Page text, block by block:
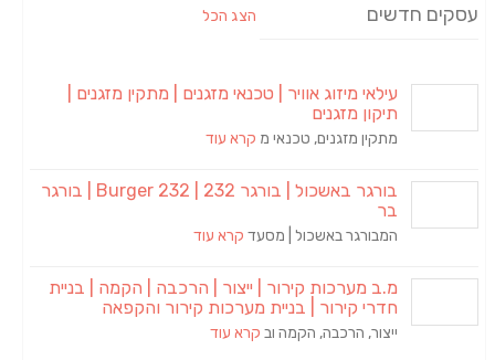
עסקים חדשים הצג הכל
עילאי מיזוג אוויר | טכנאי מזגנים | מתקין מזגנים |
תיקון מזגנים
מתקין מזגנים, טכנאי מ קרא עוד
בורגר באשכול | בורגר 232 | Burger 232 | בורגר
בר
המבורגר באשכול | מסעד קרא עוד
מ.ב מערכות קירור | ייצור | הרכבה | הקמה | בניית
חדרי קירור | בניית מערכות קירור והקפאה
ייצור, הרכבה, הקמה וב קרא עוד